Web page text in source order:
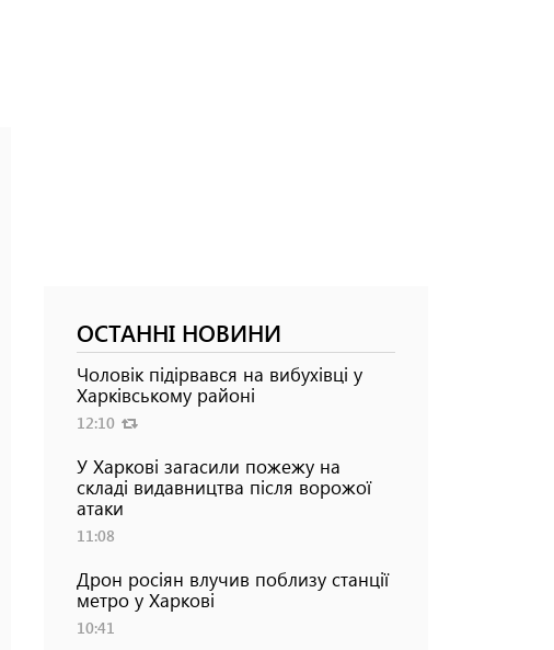
ОСТАННІ НОВИНИ
Чоловік підірвався на вибухівці у
Харківському районі
12:10
У Харкові загасили пожежу на
складі видавництва після ворожої
атаки
11:08
Дрон росіян влучив поблизу станції
метро у Харкові
10:41